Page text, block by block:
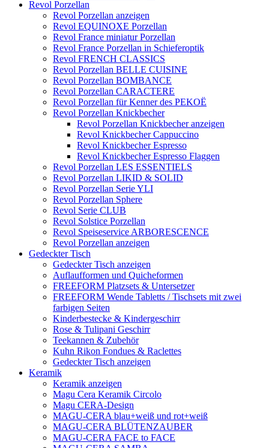
Revol Porzellan
Revol Porzellan anzeigen
Revol EQUINOXE Porzellan
Revol France miniatur Porzellan
Revol France Porzellan in Schieferoptik
Revol FRENCH CLASSICS
Revol Porzellan BELLE CUISINE
Revol Porzellan BOMBANCE
Revol Porzellan CARACTERE
Revol Porzellan für Kenner des PEKOË
Revol Porzellan Knickbecher
Revol Porzellan Knickbecher anzeigen
Revol Knickbecher Cappuccino
Revol Knickbecher Espresso
Revol Knickbecher Espresso Flaggen
Revol Porzellan LES ESSENTIELS
Revol Porzellan LIKID & SOLID
Revol Porzellan Serie YLI
Revol Porzellan Sphere
Revol Serie CLUB
Revol Solstice Porzellan
Revol Speiseservice ARBORESCENCE
Revol Porzellan anzeigen
Gedeckter Tisch
Gedeckter Tisch anzeigen
Auflaufformen und Quicheformen
FREEFORM Platzsets & Untersetzer
FREEFORM Wende Tabletts / Tischsets mit zwei
farbigen Seiten
Kinderbestecke & Kindergeschirr
Rose & Tulipani Geschirr
Teekannen & Zubehör
Kuhn Rikon Fondues & Raclettes
Gedeckter Tisch anzeigen
Keramik
Keramik anzeigen
Magu Cera Keramik Circolo
Magu CERA-Design
MAGU-CERA blau+weiß und rot+weiß
MAGU-CERA BLÜTENZAUBER
MAGU-CERA FACE to FACE